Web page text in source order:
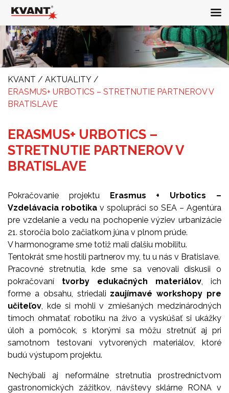
KVANT / AKTUALITY /
ERASMUS+ URBOTICS – STRETNUTIE PARTNEROV V
BRATISLAVE
ERASMUS+ URBOTICS –
STRETNUTIE PARTNEROV V
BRATISLAVE
Pokračovanie projektu Erasmus + Urbotics –
Vzdelávacia robotika v spolupráci so SEA – Agentúra
pre vzdelanie a vedu na pochopenie výziev urbanizácie
21. storočia bolo začiatkom júna v plnom prúde.
V harmonograme sme totiž mali ďalšiu mobilitu.
Tentokrát sme hostili partnerov my, tu u nás v Bratislave.
Pracovné stretnutia, kde sme sa venovali diskusii o
pokračovaní tvorby edukačných materiálov , ich
forme a obsahu, striedali zaujímavé workshopy pre
učiteľov , kde si mohli v zmiešaných medzinárodných
tímoch ohmatať robotiku na živo a vyskúšať si ukážky
úloh a pomôcok, s ktorými sa môžu stretnúť aj pri
samotnom testovaní vytvorených materiálov, ktoré
budú výstupom projektu.
Nechýbali aj neformálne stretnutia prostredníctvom
gastronomických zážitkov, návštevy sklárne RONA v